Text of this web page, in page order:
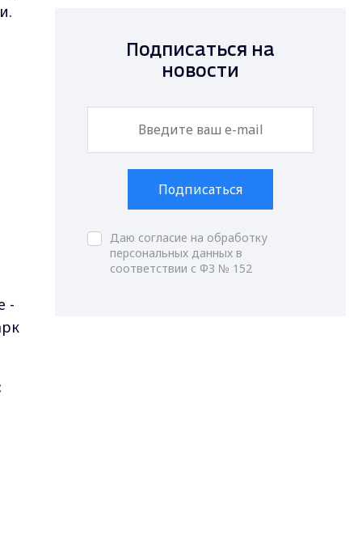
-
Подписаться на
новости
Подписаться
Даю согласие на обработку
персональных данных в
соответствии с ФЗ № 152